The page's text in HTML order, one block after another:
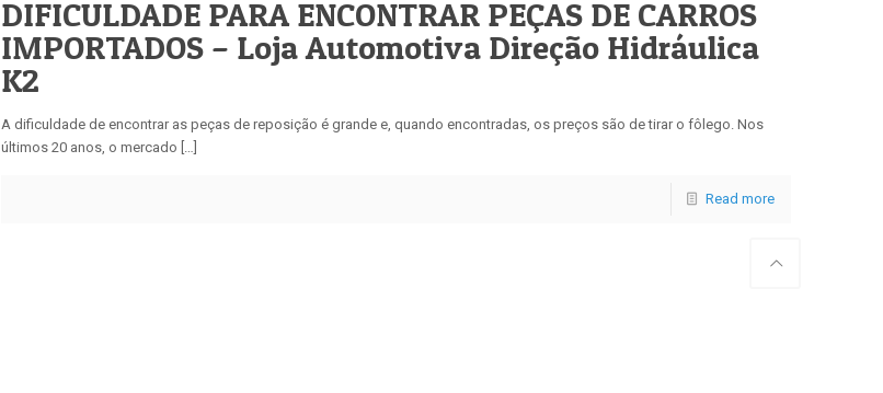
DIFICULDADE PARA ENCONTRAR PEÇAS DE CARROS
IMPORTADOS – Loja Automotiva Direção Hidráulica
K2
A dificuldade de encontrar as peças de reposição é grande e, quando encontradas, os preços são de tirar o fôlego. Nos
últimos 20 anos, o mercado […]
Read more